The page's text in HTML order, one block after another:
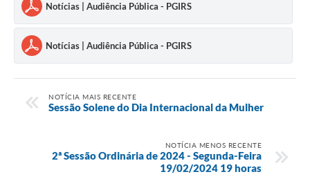
Notícias | Audiência Pública - PGIRS
Notícias | Audiência Pública - PGIRS
NOTÍCIA MAIS RECENTE
Sessão Solene do Dia Internacional da Mulher
NOTÍCIA MENOS RECENTE
2ª Sessão Ordinária de 2024 - Segunda-Feira
19/02/2024 19 horas